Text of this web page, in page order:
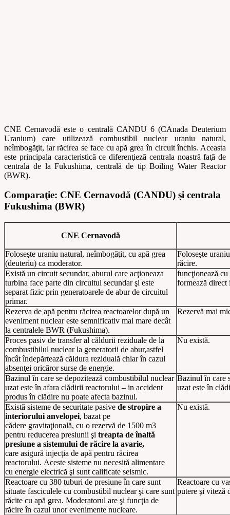
CNE Cernavodă este o centrală CANDU 6 (CAnada Deuterium
Uranium) care utilizează combustibil nuclear uraniu natural,
neîmbogăţit, iar răcirea se face cu apă grea în circuit închis. Aceasta
este principala caracteristică ce diferenţieză centrala noastră faţă de
centrala de la Fukushima, centrală de tip Boiling Water Reactor
(BWR).
Comparaţie: CNE Cernavodă (CANDU) şi centrala
Fukushima (BWR)
CNE Cernavodă
Foloseşte uraniu natural, neîmbogăţit, cu apă grea
(deuteriu) ca moderator.
Foloseşte
răcire.
Există un circuit secundar, aburul care acţioneaza
turbina face parte din circuitul secundar şi este
separat fizic prin generatoarele de abur de circuitul
primar.
funcţionează
formează direct
Rezerva de apă pentru răcirea reactoarelordupă un
eveniment nuclear este semnificativ mai mare decât
la centralele BWR (Fukushima).
Rezervă mai
Proces pasiv de transfer al căldurii reziduale de la
combustibilul nuclear la generatorii de abur,astfel
încât îndepărtează căldura reziduală chiar în cazul
absenţei oricăror surse de energie.
Nu există.
Bazinul în care se depozitează combustibilul nuclear
uzat este în afara clădirii reactorului – in accident
produs în clădire nu poate afecta bazinul.
Bazinul în care
uzat este în
Există sisteme de securitate pasive de stropire a
interiorului anvelopei, bazat pe
cădere gravitaţională, cu o rezervă de 1500 m3
pentru reducerea presiunii şi treapta de înaltă
presiune a sistemului de răcire la avarie,
care asigură injecţia de apă pentru răcirea
reactorului. Aceste sisteme nu necesită alimentare
cu energie electrică şi sunt calificate seismic.
Nu există.
Reactoare cu 380 tuburi de presiune în care sunt
situate fasciculele cu combustibil nuclear şi care sunt
răcite cu apă grea. Moderatorul are şi funcţia de
răcire în cazul unor evenimente nucleare.
Reactoare cu
putere şi viteză